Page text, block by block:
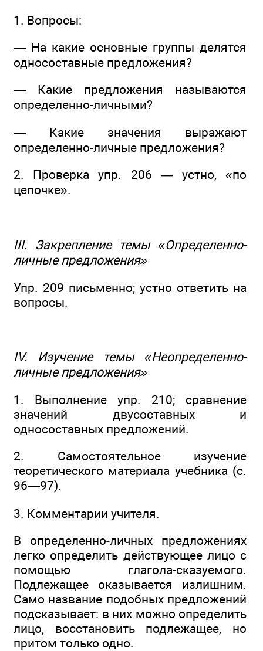
1. Вопросы:
— На какие основные группы делятся
односоставные предложения?
— Какие предложения называются
определенно-личными?
— Какие значения выражают
определенно-личные предложения?
2. Проверка упр. 206 — устно, «по
цепочке».
III. Закрепление темы «Определенно-
личные предложения»
Упр. 209 письменно; устно ответить на
вопросы.
IV. Изучение темы «Неопределенно-
личные предложения»
1. Выполнение упр. 210; сравнение
значений двусоставных и
односоставных предложений.
2. Самостоятельное изучение
теоретического материала учебника (с.
96—97).
3. Комментарии учителя.
В определенно-личных предложениях
легко определить действующее лицо с
помощью глагола-сказуемого.
Подлежащее оказывается излишним.
Само название подобных предложений
подсказывает: в них можно определить
лицо, восстановить подлежащее, но
притом только одно.